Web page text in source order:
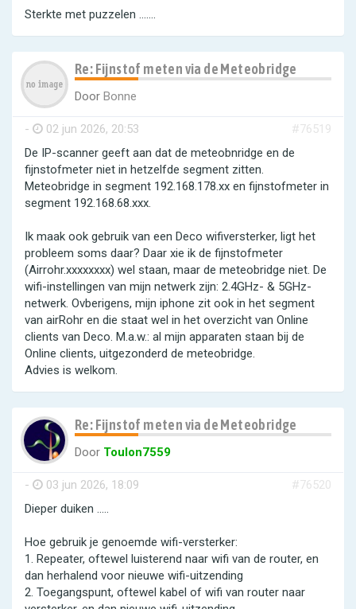
Sterkte met puzzelen .......
Re: Fijnstof meten via de Meteobridge
Door Bonne
- 02 jun 2026, 20:53
#76519
De IP-scanner geeft aan dat de meteobnridge en de
fijnstofmeter niet in hetzelfde segment zitten.
Meteobridge in segment 192.168.178.xx en fijnstofmeter in
segment 192.168.68.xxx.
Ik maak ook gebruik van een Deco wifiversterker, ligt het
probleem soms daar? Daar xie ik de fijnstofmeter
(Airrohr.xxxxxxxx) wel staan, maar de meteobridge niet. De
wifi-instellingen van mijn netwerk zijn: 2.4GHz- & 5GHz-
netwerk. Ovberigens, mijn iphone zit ook in het segment
van airRohr en die staat wel in het overzicht van Online
clients van Deco. M.a.w.: al mijn apparaten staan bij de
Online clients, uitgezonderd de meteobridge.
Advies is welkom.
Re: Fijnstof meten via de Meteobridge
Door Toulon7559
- 03 jun 2026, 18:09
#76520
Dieper duiken …..
Hoe gebruik je genoemde wifi-versterker:
1. Repeater, oftewel luisterend naar wifi van de router, en
dan herhalend voor nieuwe wifi-uitzending
2. Toegangspunt, oftewel kabel of wifi van router naar